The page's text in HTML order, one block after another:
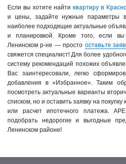
Если вы хотите найти квартиру в
и цены, задайте нужные параметры
наиболее подходящие актуальные
и планировкой. Кроме того, если
Ленинском р-не — просто оставьте
свяжется специалист! Для более
систему рекомендаций похожих
Вас заинтересовали, легко
добавления в «Избранное». Таким
посмотреть актуальные варианты
списком, но и оставить заявку на
или расчет ипотечного платежа.
подобрать недорогие и выгодные
Ленинском районе!